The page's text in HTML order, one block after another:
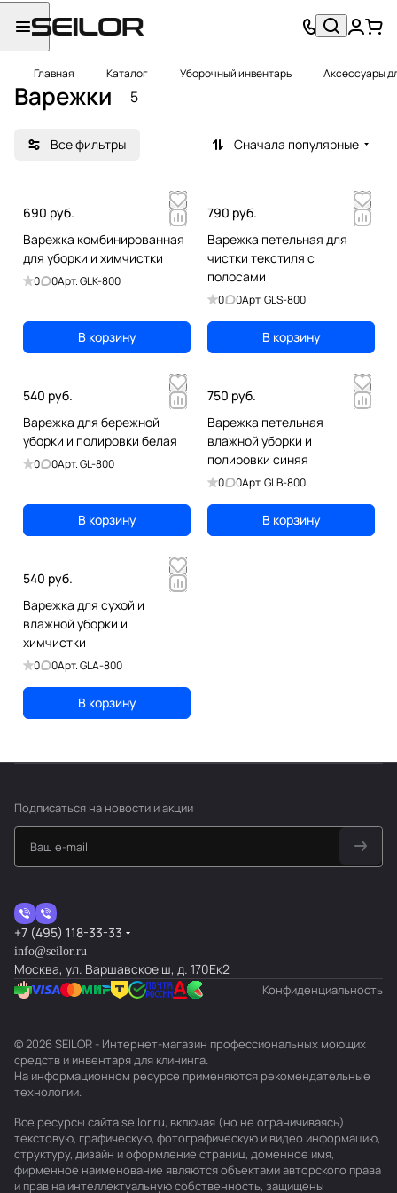
Главная Каталог Уборочный инвентарь Аксессуары
Варежки 5
Все фильтры Сначала популярные
690 руб.
Варежка комбинированная
для уборки и химчистки
0 0Арт.GLK-800
В корзину
790 руб.
Варежка петельная для
чистки текстиля с
полосами
0 0Арт.GLS-800
В корзину
540 руб.
Варежка для бережной
уборки и полировки белая
0 0Арт.GL-800
В корзину
750 руб.
Варежка петельная
влажной уборки и
полировки синяя
0 0Арт.GLB-800
В корзину
540 руб.
Варежка для сухой и
влажной уборки и
химчистки
0 0Арт.GLA-800
В корзину
Подписаться на новости и акции
+7 (495) 118-33-33
info@seilor.ru
Москва, ул. Варшавское ш, д. 170Ек2
Конфиденциальность
© 2026 SEILOR - Интернет-магазин профессиональных моющих
средств и инвентаря для клининга.
На информационном ресурсе применяются рекомендательные
технологии.
Все ресурсы сайта seilor.ru, включая (но не ограничиваясь)
текстовую, графическую, фотографическую и видео информацию,
структуру, дизайн и оформление страниц, доменное имя,
фирменное наименование являются объектами авторского права
и прав на интеллектуальную собственность, защищены